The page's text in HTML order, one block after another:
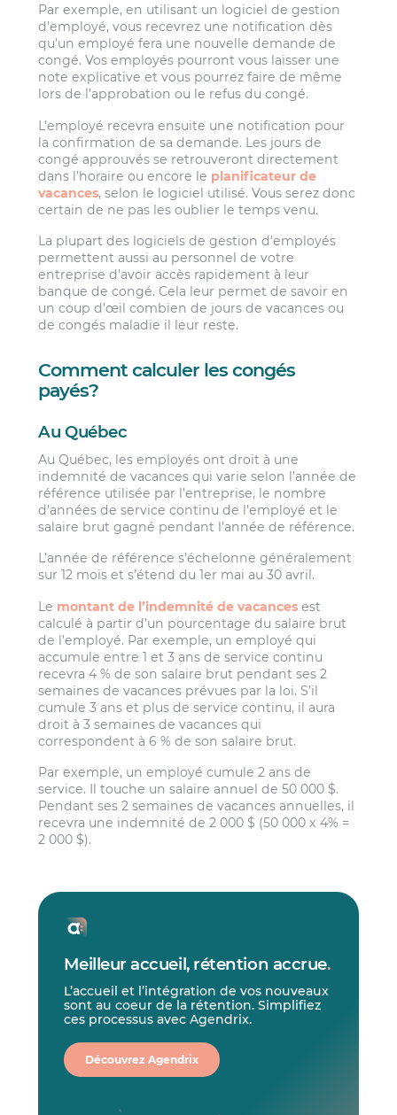
Par exemple, en utilisant un logiciel de gestion
d’employé, vous recevrez une notification dès
qu’un employé fera une nouvelle demande de
congé. Vos employés pourront vous laisser une
note explicative et vous pourrez faire de même
lors de l’approbation ou le refus du congé.
L’employé recevra ensuite une notification pour
la confirmation de sa demande. Les jours de
congé approuvés se retrouveront directement
dans l’horaire ou encore le planificateur de
vacances, selon le logiciel utilisé. Vous serez donc
certain de ne pas les oublier le temps venu.
La plupart des logiciels de gestion d’employés
permettent aussi au personnel de votre
entreprise d’avoir accès rapidement à leur
banque de congé. Cela leur permet de savoir en
un coup d’œil combien de jours de vacances ou
de congés maladie il leur reste.
Comment calculer les congés
payés?
Au Québec
Au Québec, les employés ont droit à une
indemnité de vacances qui varie selon l’année de
référence utilisée par l’entreprise, le nombre
d’années de service continu de l’employé et le
salaire brut gagné pendant l’année de référence.
L’année de référence s’échelonne généralement
sur 12 mois et s’étend du 1er mai au 30 avril.
Le montant de l’indemnité de vacances est
calculé à partir d’un pourcentage du salaire brut
de l’employé. Par exemple, un employé qui
accumule entre 1 et 3 ans de service continu
recevra 4 % de son salaire brut pendant ses 2
semaines de vacances prévues par la loi. S’il
cumule 3 ans et plus de service continu, il aura
droit à 3 semaines de vacances qui
correspondent à 6 % de son salaire brut.
Par exemple, un employé cumule 2 ans de
service. Il touche un salaire annuel de 50 000 $.
Pendant ses 2 semaines de vacances annuelles, il
recevra une indemnité de 2 000 $ (50 000 x 4% =
2 000 $).
Meilleur accueil, rétention accrue.
L’accueil et l’intégration de vos nouveaux
sont au coeur de la rétention. Simplifiez
ces processus avec Agendrix.
Découvrez Agendrix